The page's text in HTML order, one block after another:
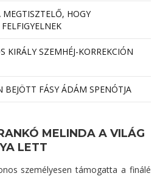
HOGY
KIRÁLY SZEMHÉJ-KORREKCIÓN
FÁSY ÁDÁM SPENÓTJA
MELINDA A VILÁG
LETT
személyesen támogatta a finálé